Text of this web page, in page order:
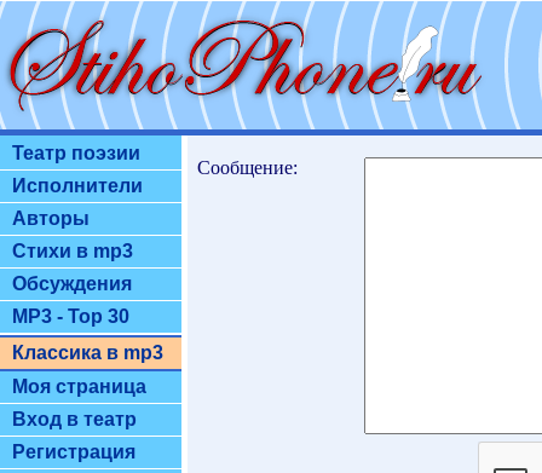
Театр поэзии
Исполнители
Авторы
Стихи в mp3
Обсуждения
MP3 - Top 30
Классика в mp3
Моя страница
Вход в театр
Регистрация
Сообщение: